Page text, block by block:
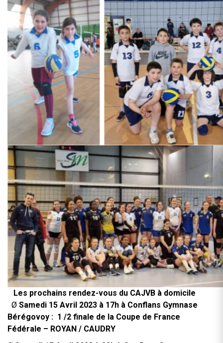
Les prochains rendez-vous du CAJVB à domicile
Ø Samedi 15 Avril 2023 à 17h à Conflans Gymnase
Bérégovoy : 1 /2 finale de la Coupe de France
Fédérale – ROYAN / CAUDRY